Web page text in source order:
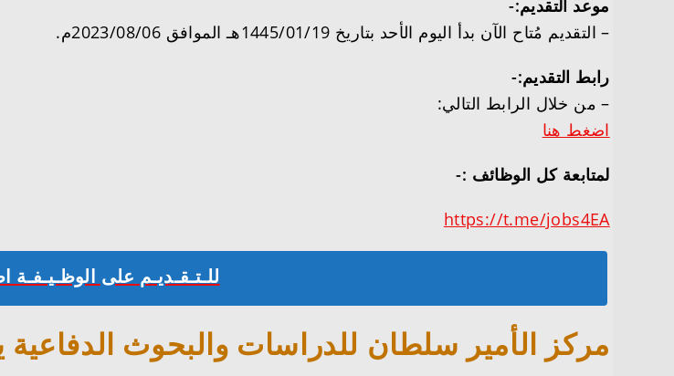
موعد التقديم:-
– التقديم مُتاح الآن بدأ اليوم الأحد بتاريخ 1445/01/19هـ الموافق 2023/08/06م.
رابط التقديم:-
– من خلال الرابط التالي:
اضغط هنا
لمتابعة كل الوظائف :-
https://t.me/jobs4EA
للـتـقـديـم على الوظـيـفـة
مركز الأمير سلطان للدراسات والبحوث